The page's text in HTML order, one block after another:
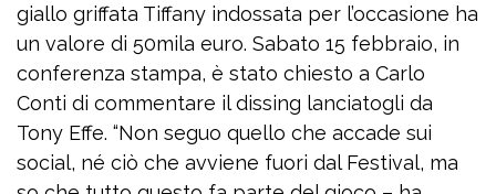
giallo griffata Tiffany indossata per l’occasione ha
un valore di 50mila euro. Sabato 15 febbraio, in
conferenza stampa, è stato chiesto a Carlo
Conti di commentare il dissing lanciatogli da
Tony Effe. “Non seguo quello che accade sui
social, né ciò che avviene fuori dal Festival, ma